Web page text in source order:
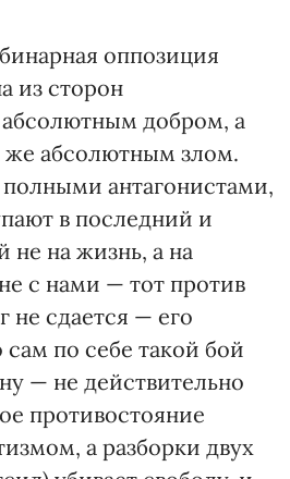
оппозиция
из сторон
абсолютным добром, а
же абсолютным злом.
антагонистами,
в последний и
на жизнь, а на
с нами — тот против
не сдается — его
по себе такой бой
— не действительно
противостояние
а разборки двух